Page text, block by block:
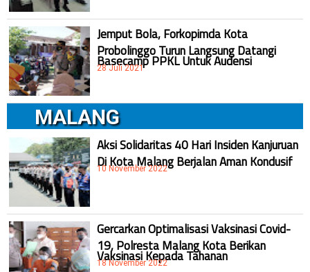
Jemput Bola, Forkopimda Kota
Probolinggo Turun Langsung Datangi
Basecamp PPKL Untuk Audensi
28 Juli 2021
MALANG
Aksi Solidaritas 40 Hari Insiden Kanjuruan
Di Kota Malang Berjalan Aman Kondusif
10 November 2022
Gercarkan Optimalisasi Vaksinasi Covid-
19, Polresta Malang Kota Berikan
Vaksinasi Kepada Tahanan
18 November 2022